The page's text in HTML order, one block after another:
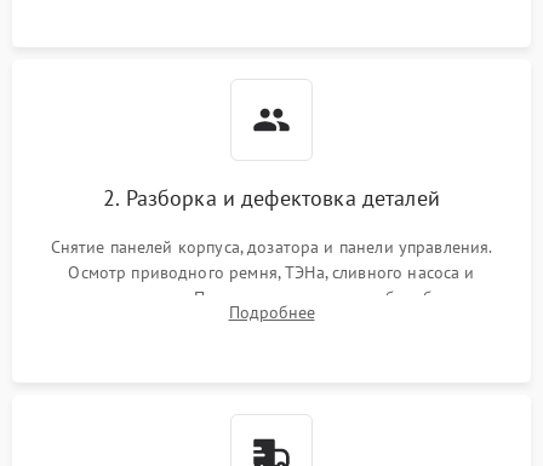
2. Разборка и дефектовка деталей
Снятие панелей корпуса, дозатора и панели управления.
Осмотр приводного ремня, ТЭНа, сливного насоса и
амортизаторов. Проверка подшипников барабана и
крестовины на износ, а манжеты люка на разрывы.
Подробнее